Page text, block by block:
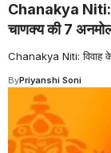
Chanakya Niti:
चाणक्य की 7 अनमोल
Chanakya Niti: विवाह
ByPriyanshi Soni